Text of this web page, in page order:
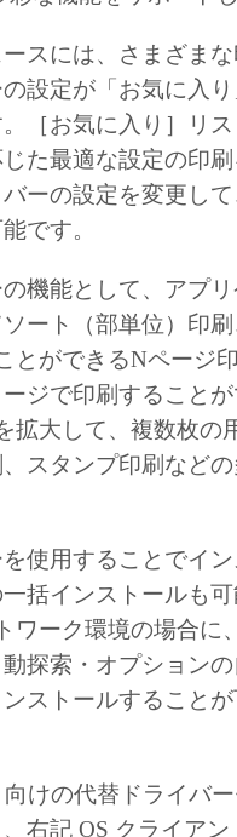
terminate if you fail
of this
legal rights, you
including
the foregoing,
of this
RESTRICTED
User" shall mean any
States. If you are
shall apply: The
term is defined at 48
of "commercial
software
12.212 (September
all U.S. Government
with only those rights
Inc./30-2,
Japan.
hereof is declared
of competent
void with respect to
スには、さまざま
設定が「お気に入
［お気に入り］リ
た最適な設定の印
ーの設定を変更し
です。
機能として、アプ
ート（部単位）印
とができるNページ
ジで印刷すること
拡大して、複数枚の
スタンプ印刷など
使用することでイ
括インストールも
ワーク環境の場合に
探索・オプション
ストールすること
けの代替ドライバ
右記 OS クライア